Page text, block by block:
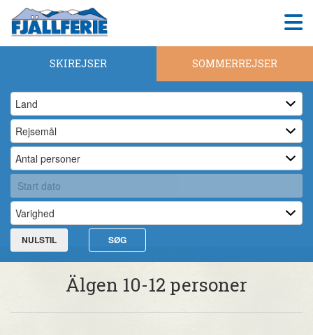
SKIREJSER SOMMERREJSER
NULSTIL SØG
Älgen 10-12 personer